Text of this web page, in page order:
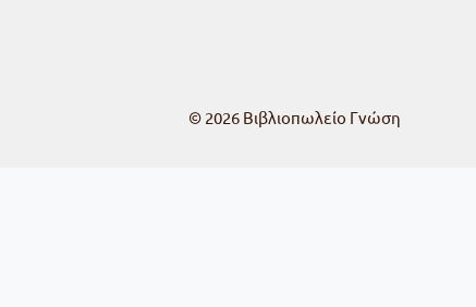
© 2026 Βιβλιοπωλείο Γνώση